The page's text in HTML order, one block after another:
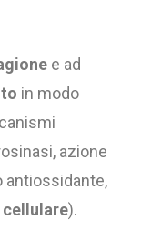
e ad
in modo
azione
antiossidante,
).